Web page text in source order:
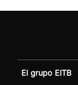
El grupo EITB